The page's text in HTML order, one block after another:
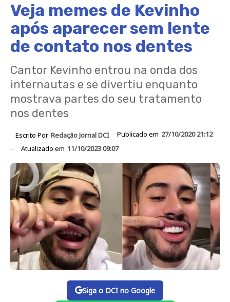
Veja memes de Kevinho
após aparecer sem lente
de contato nos dentes
Cantor Kevinho entrou na onda dos
internautas e se divertiu enquanto
mostrava partes do seu tratamento
nos dentes
Escrito Por Redação Jornal DCI Publicado em 27/10/2020 21:12
Atualizado em 11/10/2023 09:07
Siga o DCI no Google